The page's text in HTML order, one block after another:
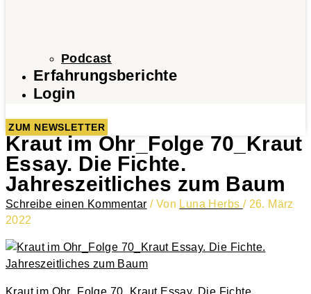
Podcast
Erfahrungsberichte
Login
ZUM NEWSLETTER
Kraut im Ohr_Folge 70_Kraut
Essay. Die Fichte.
Jahreszeitliches zum Baum
Schreibe einen Kommentar / Von Luna Herbs / 26. März
2022
Kraut im Ohr_Folge 70_Kraut Essay. Die Fichte.